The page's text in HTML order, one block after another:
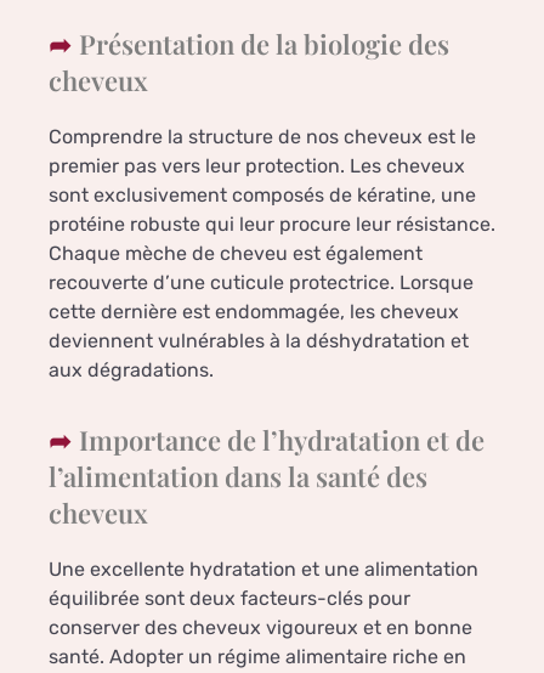
Présentation de la biologie des
cheveux
Comprendre la structure de nos cheveux est le
premier pas vers leur protection. Les cheveux
sont exclusivement composés de kératine, une
protéine robuste qui leur procure leur résistance.
Chaque mèche de cheveu est également
recouverte d’une cuticule protectrice. Lorsque
cette dernière est endommagée, les cheveux
deviennent vulnérables à la déshydratation et
aux dégradations.
Importance de l’hydratation et de
l’alimentation dans la santé des
cheveux
Une excellente hydratation et une alimentation
équilibrée sont deux facteurs-clés pour
conserver des cheveux vigoureux et en bonne
santé. Adopter un régime alimentaire riche en